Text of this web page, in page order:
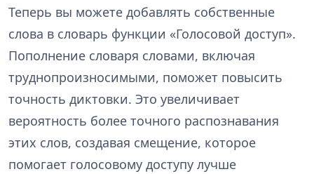
Теперь вы можете добавлять собственные
слова в словарь функции «Голосовой доступ».
Пополнение словаря словами, включая
труднопроизносимыми, поможет повысить
точность диктовки. Это увеличивает
вероятность более точного распознавания
этих слов, создавая смещение, которое
помогает голосовому доступу лучше